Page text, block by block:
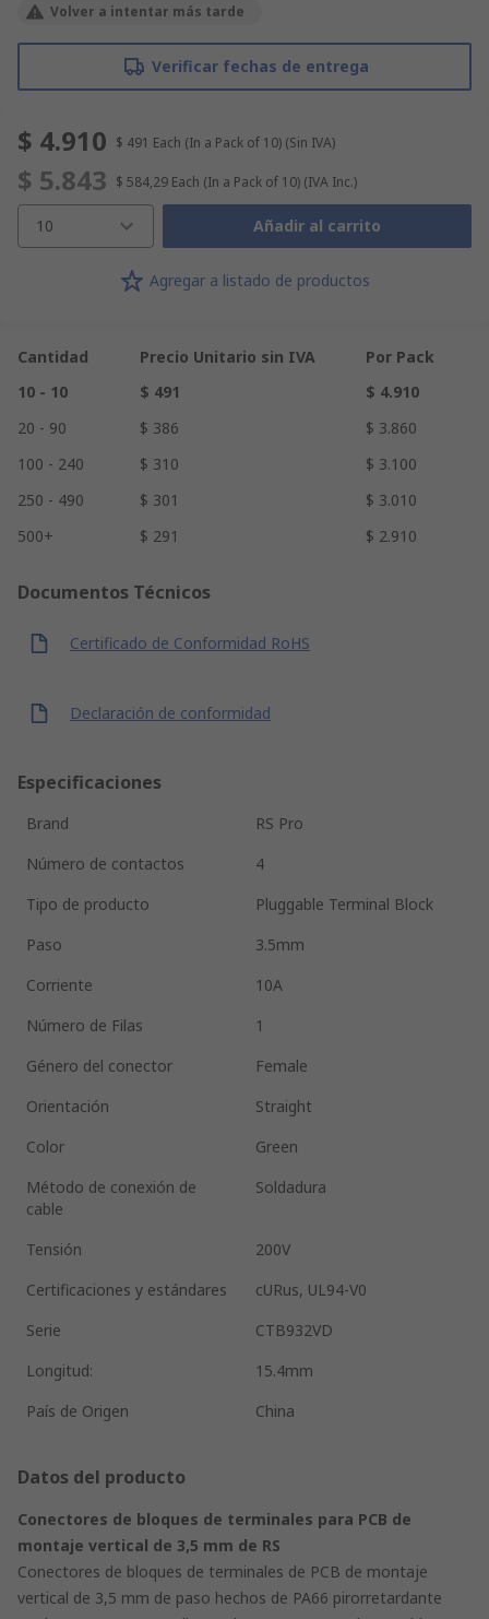
Volver a intentar más tarde
Verificar fechas de entrega
$ 4.910 $ 491 Each (In a Pack of 10) (Sin IVA)
$ 5.843 $ 584,29 Each (In a Pack of 10) (IVA Inc.)
10 Añadir al carrito
Agregar a listado de productos
Cantidad Precio Unitario sin IVA
Por Pack
10 - 10
$ 491
$ 4.910
20 - 90
$ 386
$ 3.860
100 - 240
$ 310
$ 3.100
250 - 490
$ 301
$ 3.010
500+
$ 291 $ 2.910
Documentos Técnicos
Certificado de Conformidad RoHS
Declaración de conformidad
Especificaciones
Brand
RS Pro
Número de contactos
4
Tipo de producto
Pluggable Terminal Block
Paso
3.5mm
Corriente
10A
Número de Filas
1
Género del conector
Female
Orientación
Straight
Color
Green
Método de conexión de
cable
Soldadura
Tensión
200V
Certificaciones y estándares
cURus, UL94-V0
Serie
CTB932VD
Longitud:
15.4mm
País de Origen
China
Datos del producto
Conectores de bloques de terminales para PCB de
montaje vertical de 3,5 mm de RS
Conectores de bloques de terminales de PCB de montaje
vertical de 3,5 mm de paso hechos de PA66 pirorretardante